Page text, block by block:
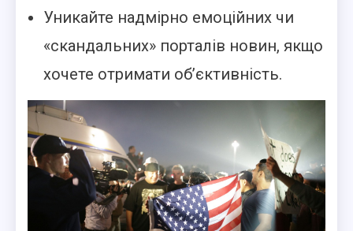
Уникайте надмірно емоційних чи
«скандальних» порталів новин, якщо
хочете отримати об’єктивність.